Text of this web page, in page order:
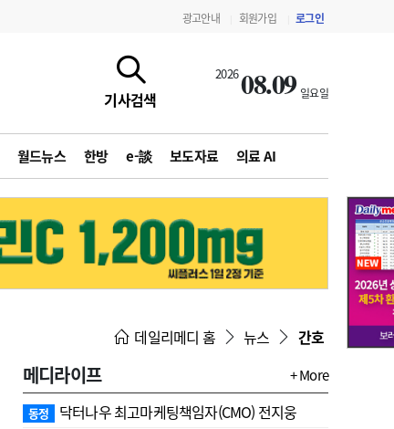
광고안내 회원가입 로그인
기사검색
202608.09 일요일
월드뉴스 한방 e-談 보도자료 의료 AI
지침·기준·평가 약제급여 심사 결과
데일리메디 홈 뉴스 간호
메디라이프 + More
동정 닥터나우 최고마케팅책임자(CMO) 전지웅